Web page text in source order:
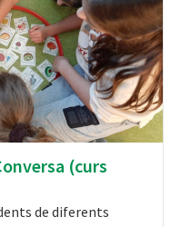
(curs
de diferents